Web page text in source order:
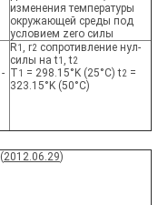
изменения температуры
окружающей среды под
условием zero силы
R1 , r2сопротивление нул-
силы на t1 , t2
T1 = 298.15°K (25°C) t2=
323.15°K (50°C)
2012.06.29)